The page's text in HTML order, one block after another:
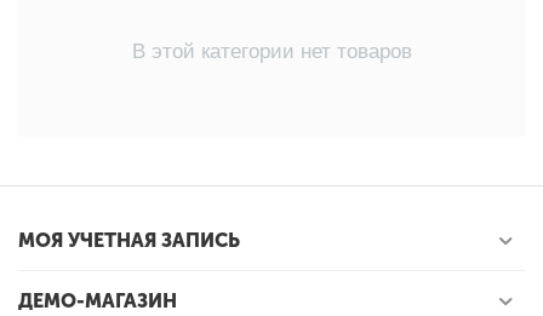
В этой категории нет товаров
МОЯ УЧЕТНАЯ ЗАПИСЬ
ДЕМО-МАГАЗИН